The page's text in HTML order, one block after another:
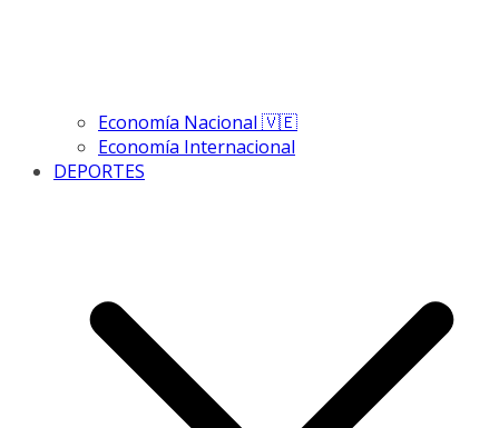
Economía Nacional 🇻🇪
Economía Internacional
DEPORTES